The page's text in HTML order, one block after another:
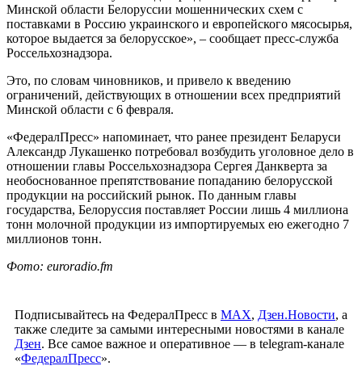
Минской области Белоруссии мошеннических схем с
поставками в Россию украинского и европейского мясосырья,
которое выдается за белорусское», – сообщает пресс-служба
Россельхознадзора.
Это, по словам чиновников, и привело к введению
ограничений, действующих в отношении всех предприятий
Минской области с 6 февраля.
«ФедералПресс» напоминает, что ранее президент Беларуси
Александр Лукашенко потребовал возбудить уголовное дело в
отношении главы Россельхознадзора Сергея Данкверта за
необоснованное препятствование попаданию белорусской
продукции на российский рынок. По данным главы
государства, Белоруссия поставляет России лишь 4 миллиона
тонн молочной продукции из импортируемых ею ежегодно 7
миллионов тонн.
Фото: euroradio.fm
Подписывайтесь на ФедералПресс в МАХ, Дзен.Новости, а
также следите за самыми интересными новостями в канале
Дзен. Все самое важное и оперативное — в telegram-канале
«ФедералПресс».